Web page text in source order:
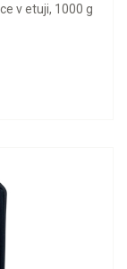
v etuji, 1000 g